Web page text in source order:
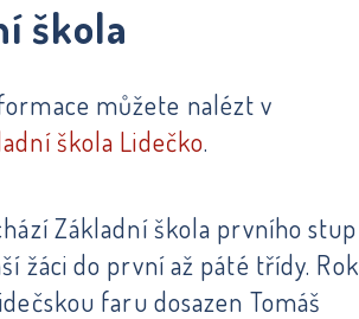
škola
můžete nalézt v
škola Lidečko
Základní škola prvního
žáci do první až páté třídy.
faru dosazen Tomáš